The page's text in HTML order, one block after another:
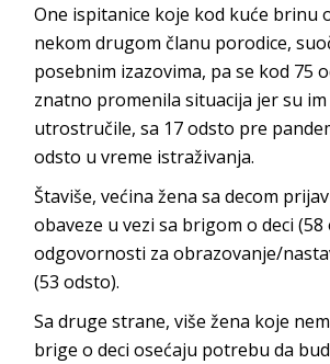
One ispitanice koje kod kuće brinu
nekom drugom članu porodice,
posebnim izazovima, pa se kod 75
znatno promenila situacija jer su im
utrostručile, sa 17 odsto pre
odsto u vreme istraživanja.
Štaviše, većina žena sa decom
obaveze u vezi sa brigom o deci (58
odgovornosti za obrazovanje/
(53 odsto).
Sa druge strane, više žena koje
brige o deci osećaju potrebu da